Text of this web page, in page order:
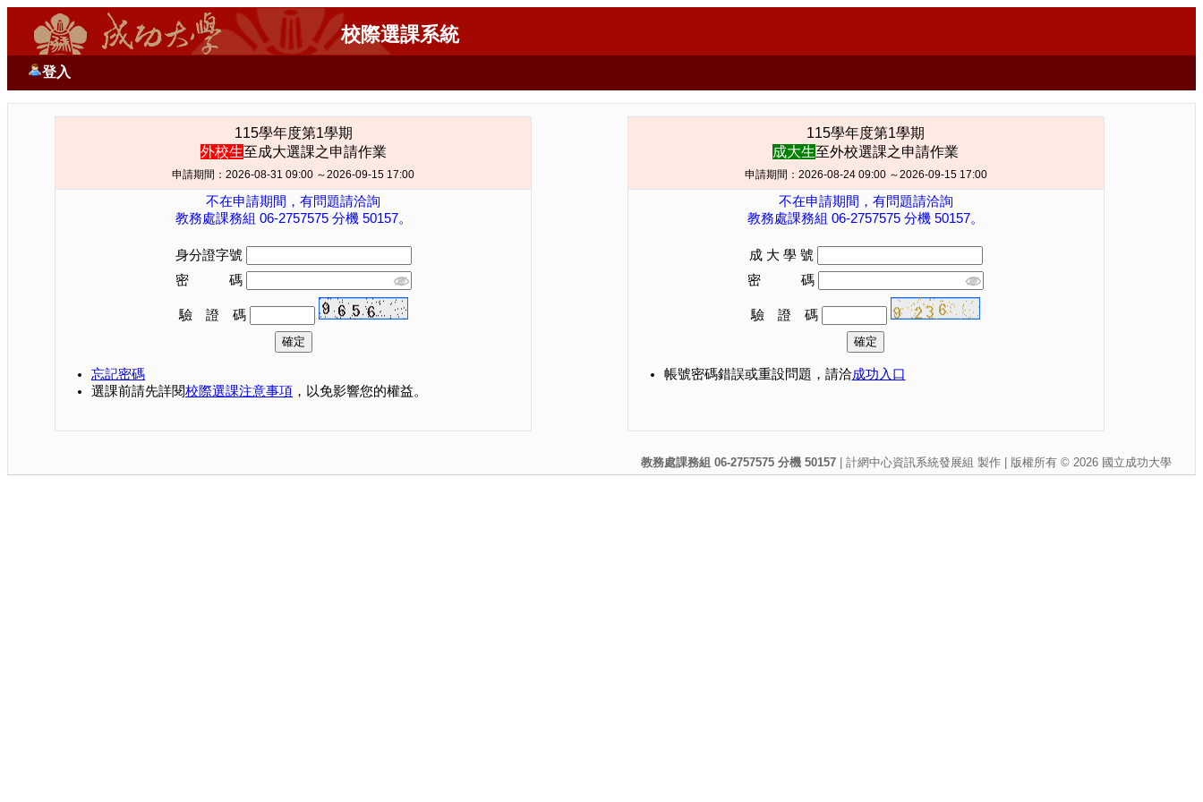
校際選課系統
登入
115學年度第1學期
外校生至成大選課之申請作業
申請期間：2026-08-31 09:00 ～2026-09-15 17:00
不在申請期間，有問題請洽詢
教務處課務組 06-2757575 分機 50157。
身分證字號
密 碼
驗 證 碼
忘記密碼
選課前請先詳閱校際選課注意事項 ，以免影響您的權益。
115學年度第1學期
成大生至外校選課之申請作業
申請期間：2026-08-24 09:00 ～2026-09-15 17:00
不在申請期間，有問題請洽詢
教務處課務組 06-2757575 分機 50157。
成 大 學 號
密 碼
驗 證 碼
帳號密碼錯誤或重設問題，請洽成功入口
教務處課務組 06-2757575 分機 50157 | 計網中心資訊系統發展組 製作 | 版權所有 © 2026 國立成功大學